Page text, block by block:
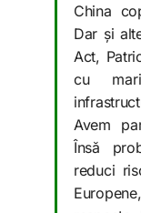
China
Dar și
Act,
cu
Avem
Însă
reduci